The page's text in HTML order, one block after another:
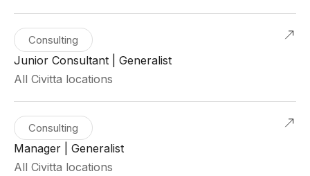
Consulting
Junior Consultant | Generalist
All Civitta locations
Consulting
Manager | Generalist
All Civitta locations